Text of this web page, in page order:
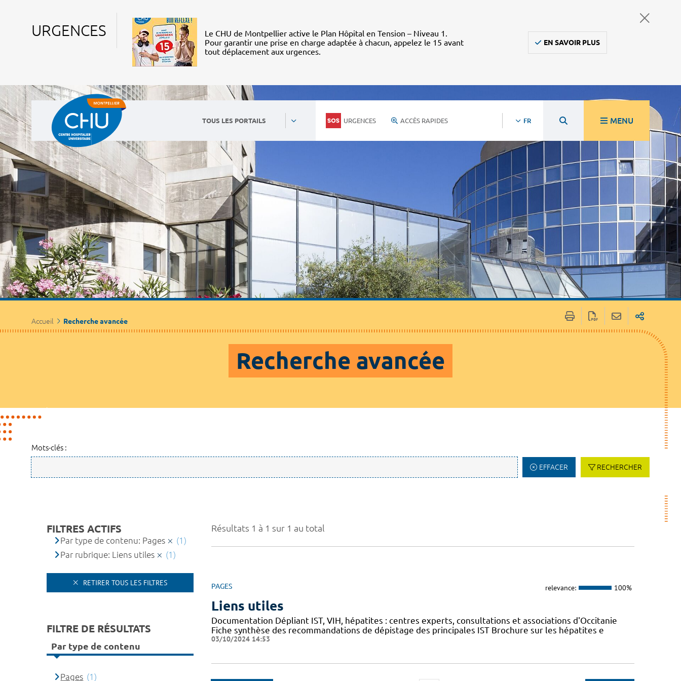
URGENCES
Le CHU de Montpellier active le Plan Hôpital en Tension – Niveau 1.
Pour garantir une prise en charge adaptée à chacun, appelez le 15 avant
tout déplacement aux urgences.
EN SAVOIR PLUS
TOUS LES PORTAILS URGENCES ACCÈS RAPIDES FR MENU
Accueil Recherche avancée
Recherche avancée
Mots-clés :
EFFACER RECHERCHER
Résultats 1 à 1 sur 1 au total
PAGES relevance: 100%
Liens utiles
Documentation Dépliant IST, VIH, hépatites : centres experts, consultations et associations d'Occitanie
Fiche synthèse des recommandations de dépistage des principales IST Brochure sur les hépatites e
03/10/2024 14:53
FILTRES ACTIFS
Par type de contenu: Pages
(1)
Par rubrique: Liens utiles
(1)
RETIRER TOUS LES FILTRES
FILTRE DE RÉSULTATS
Par type de contenu
Pages (1)